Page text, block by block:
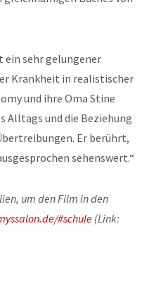
ein sehr gelungener
Krankheit in realistischer
und ihre Oma Stine
Alltags und die Beziehung
Er berührt,
sehenswert.“
um den Film in den
#schule(Link: